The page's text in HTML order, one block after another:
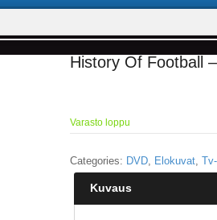
History Of Football
Varasto loppu
Categories: DVD, Elokuvat,
Kuvaus